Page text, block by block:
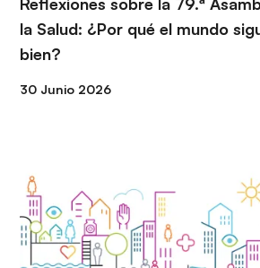
la Salud: ¿Por qué el mundo
bien?
30 Junio 2026